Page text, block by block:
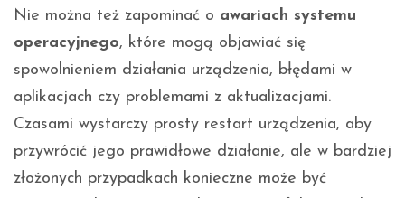
Nie można też zapominać o awariach systemu
operacyjnego, które mogą objawiać się
spowolnieniem działania urządzenia, błędami w
aplikacjach czy problemami z aktualizacjami.
Czasami wystarczy prosty restart urządzenia, aby
przywrócić jego prawidłowe działanie, ale w bardziej
złożonych przypadkach konieczne może być